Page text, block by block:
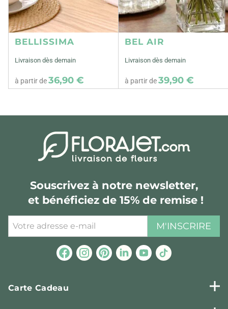
BELLISSIMA
Livraison dès demain
à partir de36,90 €
BEL AIR
Livraison dès demain
à partir de39,90 €
Souscrivez à notre newsletter,
et bénéficiez de 15% de remise !
M'INSCRIRE
Carte Cadeau